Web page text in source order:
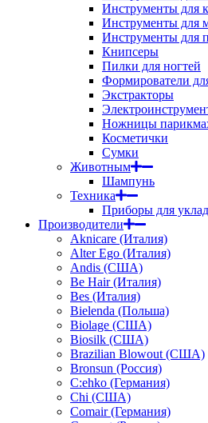
Инструменты для
Инструменты для
Инструменты для
Книпсеры
Пилки для ногтей
Формирователи
Экстракторы
Ножницы
Косметички
Сумки
Животным
Шампунь
Техника
Приборы для
Производители
Aknicare (Италия)
Alter Ego (Италия)
Andis (США)
Be Hair (Италия)
Bes (Италия)
Bielenda (Польша)
Biolage (США)
Biosilk (США)
Brazilian Blowout (США)
Bronsun (Россия)
C:ehko (Германия)
Chi (США)
Comair (Германия)